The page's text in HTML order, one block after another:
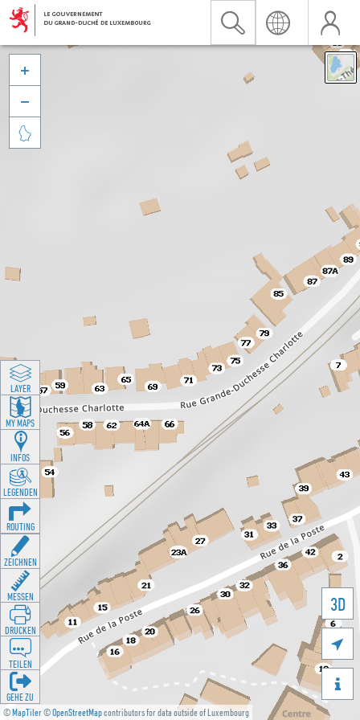
©MapTiler©OpenStreetMapcontributors for data outside of Luxembourg
3D





LAYER
MY MAPS
INFOS
LEGENDEN
ROUTING
ZEICHNEN
MESSEN
DRUCKEN
TEILEN
GEHE ZU